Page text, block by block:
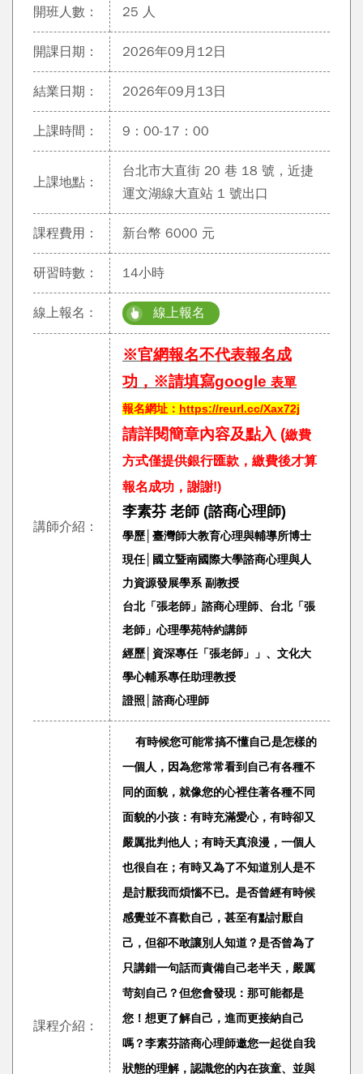
開班人數： 25 人
開課日期： 2026年09月12日
結業日期： 2026年09月13日
上課時間： 9：00-17：00
上課地點：
台北市大直街 20 巷 18 號，近捷
運文湖線大直站 1 號出口
課程費用： 新台幣 6000 元
研習時數： 14小時
線上報名 : 線上報名
講師介紹：
※官網報名不代表報名成
功，※請填寫google 表單
報名網址： https://reurl.cc/Xax72j
請詳閱簡章內容及點入 (繳費
方式僅提供銀行匯款，繳費後才算
報名成功，謝謝!)
李素芬 老師 (諮商心理師)
學歷│臺灣師大教育心理與輔導所博士
現任│國立暨南國際大學諮商心理與人
力資源發展學系 副教授
台北「張老師」諮商心理師、台北「張
老師」心理學苑特約講師
經歷│資深專任「張老師」」、文化大
學心輔系專任助理教授
證照│諮商心理師
課程介紹：
有時候您可能常搞不懂自己是怎樣的
一個人，因為您常常看到自己有各種不
同的面貌，就像您的心裡住著各種不同
面貌的小孩：有時充滿愛心，有時卻又
嚴厲批判他人；有時天真浪漫，一個人
也很自在；有時又為了不知道別人是不
是討厭我而煩惱不已。是否曾經有時候
感覺並不喜歡自己，甚至有點討厭自
己，但卻不敢讓別人知道？是否曾為了
只講錯一句話而責備自己老半天，嚴厲
苛刻自己？但您會發現：那可能都是
您！ 想更了解自己，進而更接納自己
嗎？李素芬諮商心理師邀您一起從自我
狀態的理解，認識您的內在孩童、並與